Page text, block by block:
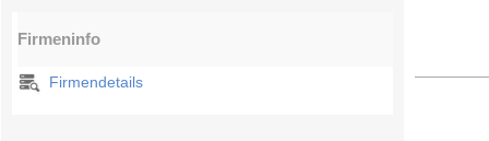
Firmeninfo
Firmendetails